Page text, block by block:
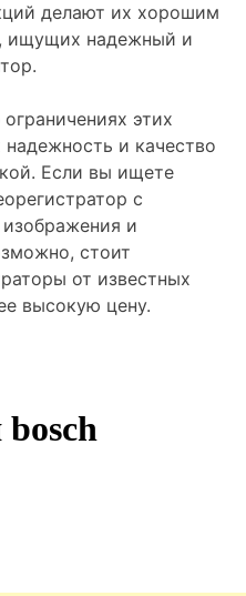
делают их хорошим
ищущих надежный и
этих
и качество
Если вы ищете
с
и
стоит
от известных
высокую цену.
bosch